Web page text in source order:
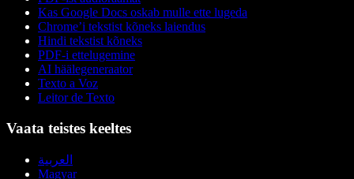
Kas Google Docs oskab mulle ette lugeda
Chrome’i tekstist kõneks laiendus
Hindi tekstist kõneks
PDF-i ettelugemine
AI häälegeneraator
Texto a Voz
Leitor de Texto
Vaata teistes keeltes
العربية
Magyar